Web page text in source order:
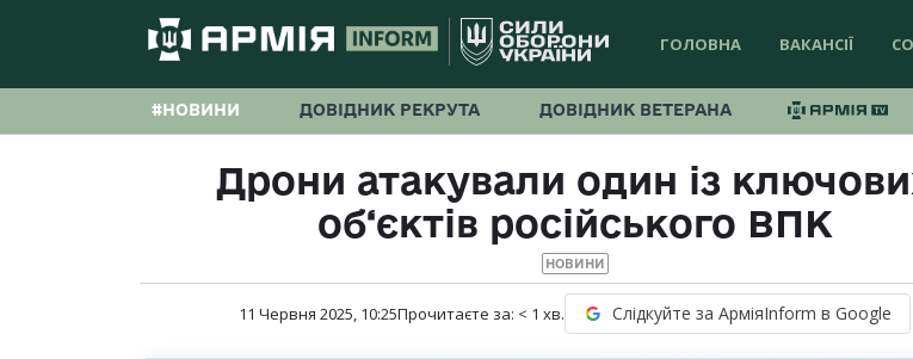
ГОЛОВНА ВАКАНСІЇ
#НОВИНИ ДОВІДНИК РЕКРУТА ДОВІДНИК ВЕТЕРАНА
Дрони атакували один із
об‘єктів російського ВПК
НОВИНИ
11 Червня 2025, 10:25Прочитаєте за: < 1 хв. Слідкуйте за АрміяInform в Google